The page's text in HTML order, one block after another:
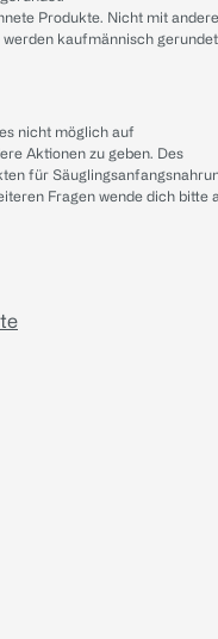
Produkte. Nicht mit
kaufmännisch
nicht möglich auf
Aktionen zu geben. Des
für
Fragen wende dich bitte